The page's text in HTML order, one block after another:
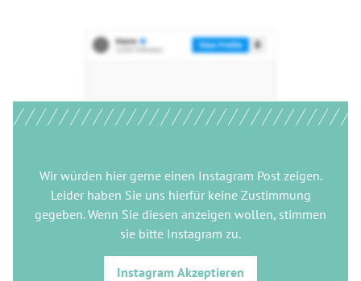
Wir würden hier gerne einen Instagram Postzeigen.
Leider haben Sie uns hierfür keine Zustimmung
gegeben. Wenn Sie diesen anzeigen wollen, stimmen
sie bitte Instagram zu.
Instagram Akzeptieren